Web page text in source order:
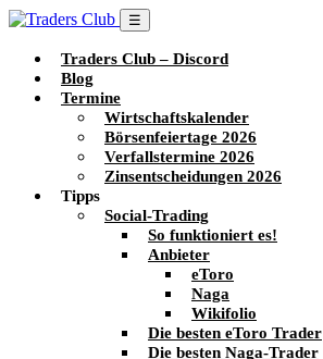
☰
Traders Club – Discord
Blog
Termine
Wirtschaftskalender
Börsenfeiertage 2026
Verfallstermine 2026
Zinsentscheidungen 2026
Tipps
Social-Trading
So funktioniert es!
Anbieter
eToro
Naga
Wikifolio
Die besten eToro Trader
Die besten Naga-Trader